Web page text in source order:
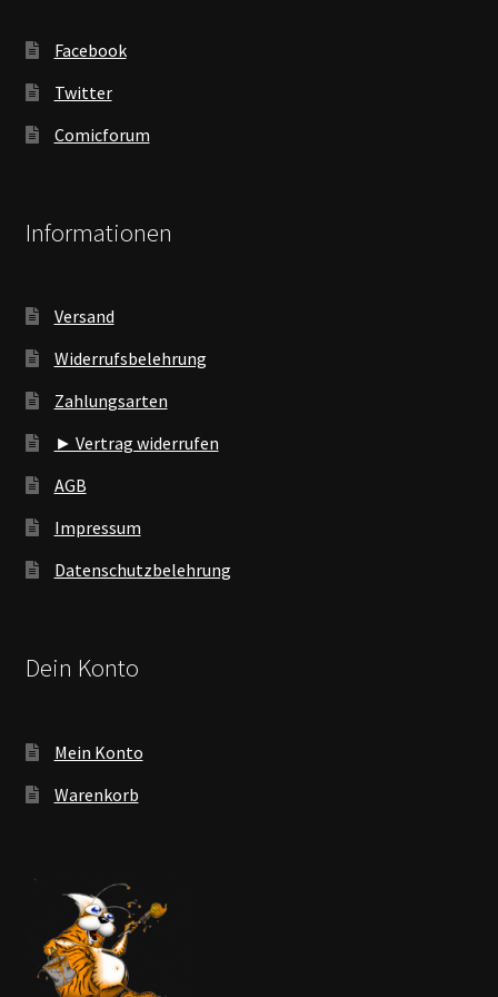
Facebook
Twitter
Comicforum
Informationen
Versand
Widerrufsbelehrung
Zahlungsarten
► Vertrag widerrufen
AGB
Impressum
Datenschutzbelehrung
Dein Konto
Mein Konto
Warenkorb